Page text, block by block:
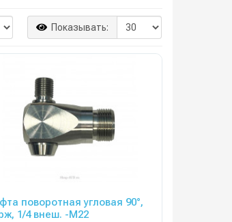
Показывать:
поворотная угловая 90°,
1/4 внеш. -М22